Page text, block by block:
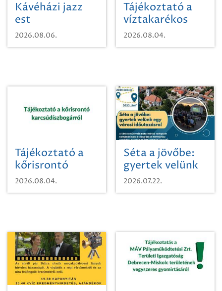
Kávéházi jazz
est
2026.08.06.
Tájékoztató a
víztakarékos
vízhasználatról
2026.08.04.
Tájékoztató a
kőrisrontó
karcsúdíszbogárról
2026.08.04.
Séta a jövőbe:
gyertek velünk
egy városi
időutazásra!
2026.07.22.